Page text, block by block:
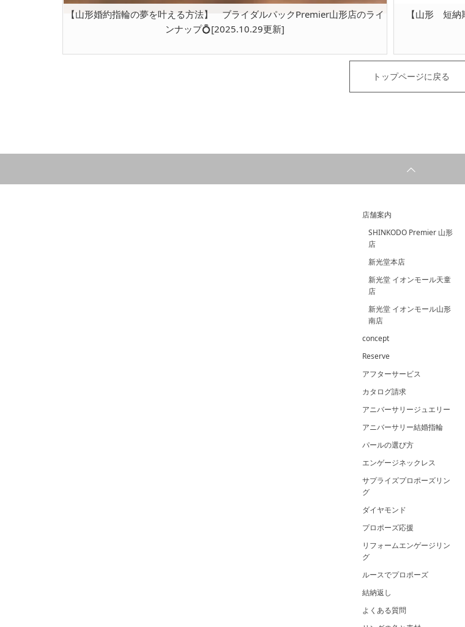
【山形婚約指輪の夢を叶える方法】 ブライダルパックPremier山形店のライ
ンナップ💍[2025.10.29更新]
【山形 短納
トップページに戻る
店舗案内
SHINKODO Premier 山形
店
新光堂本店
新光堂 イオンモール天童
店
新光堂 イオンモール山形
南店
concept
Reserve
アフターサービス
カタログ請求
アニバーサリージュエリー
アニバーサリー結婚指輪
パールの選び方
エンゲージネックレス
サプライズプロポーズリン
グ
ダイヤモンド
プロポーズ応援
リフォームエンゲージリン
グ
ルースでプロポーズ
結納返し
よくある質問